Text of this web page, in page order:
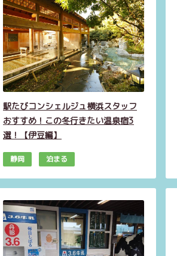
駅たびコンシェルジュ横浜スタッフ
おすすめ！この冬行きたい温泉宿3
選！【伊豆編】
静岡 泊まる